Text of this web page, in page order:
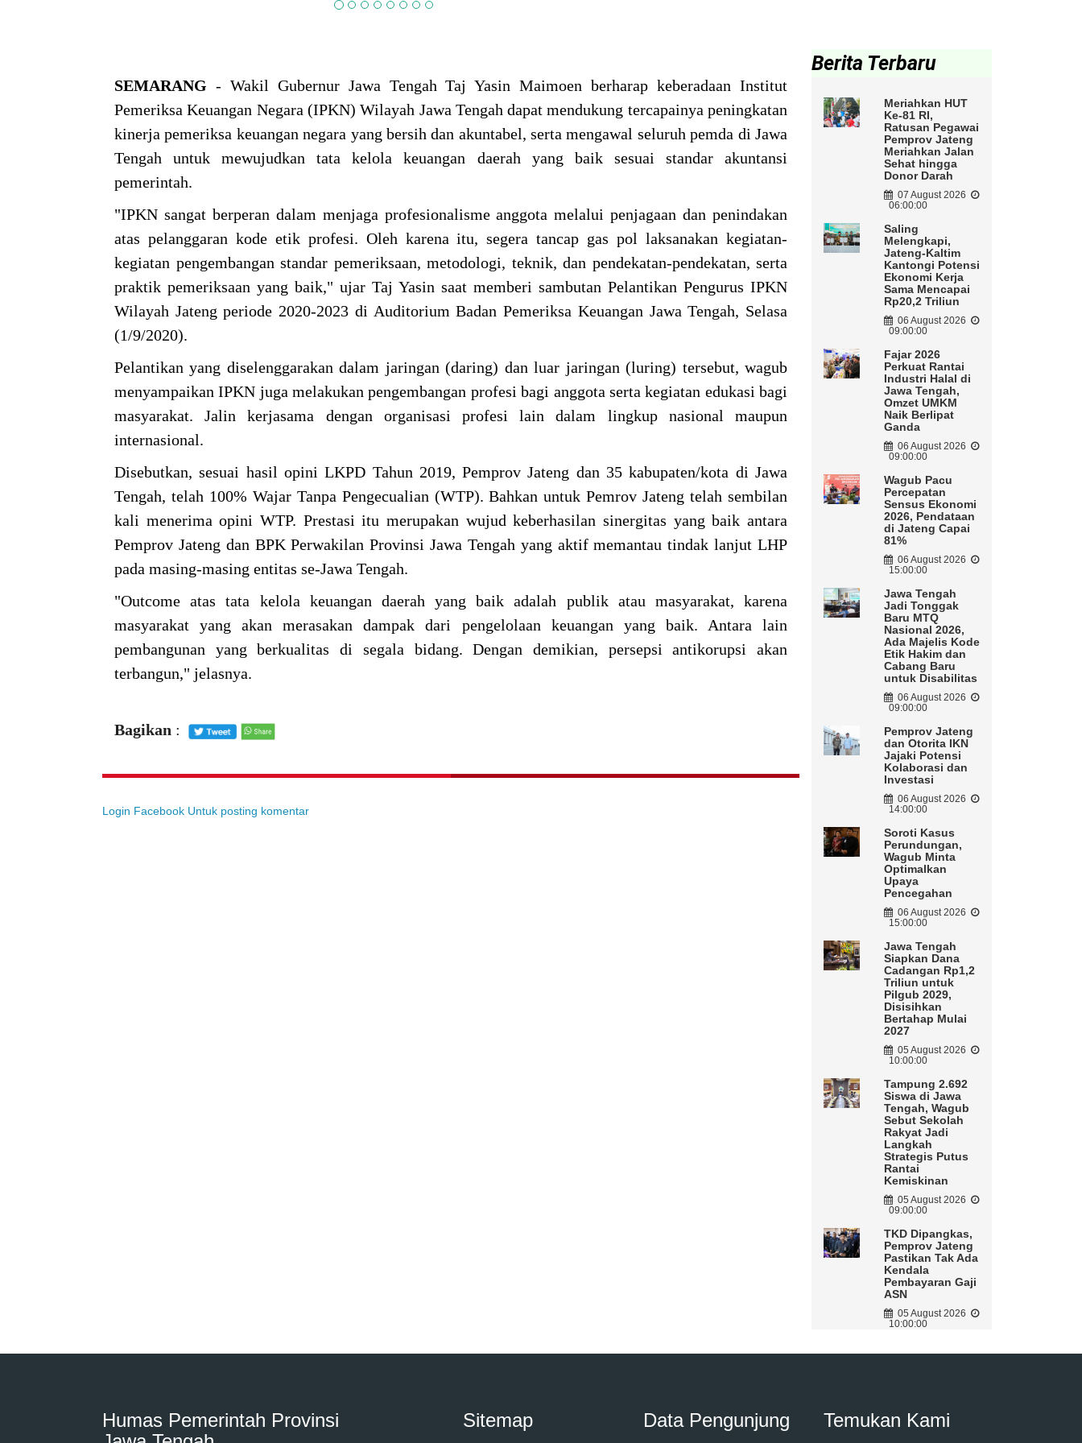
SEMARANG - Wakil Gubernur Jawa Tengah Taj Yasin Maimoen berharap keberadaan Institut
Pemeriksa Keuangan Negara (IPKN) Wilayah Jawa Tengah dapat mendukung tercapainya peningkatan
kinerja pemeriksa keuangan negara yang bersih dan akuntabel, serta mengawal seluruh pemda di Jawa
Tengah untuk mewujudkan tata kelola keuangan daerah yang baik sesuai standar akuntansi
pemerintah.
"IPKN sangat berperan dalam menjaga profesionalisme anggota melalui penjagaan dan penindakan
atas pelanggaran kode etik profesi. Oleh karena itu, segera tancap gas pol laksanakan kegiatan-
kegiatan pengembangan standar pemeriksaan, metodologi, teknik, dan pendekatan-pendekatan, serta
praktik pemeriksaan yang baik," ujar Taj Yasin saat memberi sambutan Pelantikan Pengurus IPKN
Wilayah Jateng periode 2020-2023 di Auditorium Badan Pemeriksa Keuangan Jawa Tengah, Selasa
(1/9/2020).
Pelantikan yang diselenggarakan dalam jaringan (daring) dan luar jaringan (luring) tersebut, wagub
menyampaikan IPKN juga melakukan pengembangan profesi bagi anggota serta kegiatan edukasi bagi
masyarakat. Jalin kerjasama dengan organisasi profesi lain dalam lingkup nasional maupun
internasional.
Disebutkan, sesuai hasil opini LKPD Tahun 2019, Pemprov Jateng dan 35 kabupaten/kota di Jawa
Tengah, telah 100% Wajar Tanpa Pengecualian (WTP). Bahkan untuk Pemrov Jateng telah sembilan
kali menerima opini WTP. Prestasi itu merupakan wujud keberhasilan sinergitas yang baik antara
Pemprov Jateng dan BPK Perwakilan Provinsi Jawa Tengah yang aktif memantau tindak lanjut LHP
pada masing-masing entitas se-Jawa Tengah.
"Outcome atas tata kelola keuangan daerah yang baik adalah publik atau masyarakat, karena
masyarakat yang akan merasakan dampak dari pengelolaan keuangan yang baik. Antara lain
pembangunan yang berkualitas di segala bidang. Dengan demikian, persepsi antikorupsi akan
terbangun," jelasnya.
Bagikan :
Login Facebook Untuk posting komentar
Berita Terbaru
Meriahkan HUT
Ke-81 RI,
Ratusan Pegawai
Pemprov Jateng
Meriahkan Jalan
Sehat hingga
Donor Darah
07 August 2026
06:00:00
Saling
Melengkapi,
Jateng-Kaltim
Kantongi Potensi
Ekonomi Kerja
Sama Mencapai
Rp20,2 Triliun
06 August 2026
09:00:00
Fajar 2026
Perkuat Rantai
Industri Halal di
Jawa Tengah,
Omzet UMKM
Naik Berlipat
Ganda
06 August 2026
09:00:00
Wagub Pacu
Percepatan
Sensus Ekonomi
2026, Pendataan
di Jateng Capai
81%
06 August 2026
15:00:00
Jawa Tengah
Jadi Tonggak
Baru MTQ
Nasional 2026,
Ada Majelis Kode
Etik Hakim dan
Cabang Baru
untuk Disabilitas
06 August 2026
09:00:00
Pemprov Jateng
dan Otorita IKN
Jajaki Potensi
Kolaborasi dan
Investasi
06 August 2026
14:00:00
Soroti Kasus
Perundungan,
Wagub Minta
Optimalkan
Upaya
Pencegahan
06 August 2026
15:00:00
Jawa Tengah
Siapkan Dana
Cadangan Rp1,2
Triliun untuk
Pilgub 2029,
Disisihkan
Bertahap Mulai
2027
05 August 2026
10:00:00
Tampung 2.692
Siswa di Jawa
Tengah, Wagub
Sebut Sekolah
Rakyat Jadi
Langkah
Strategis Putus
Rantai
Kemiskinan
05 August 2026
09:00:00
TKD Dipangkas,
Pemprov Jateng
Pastikan Tak Ada
Kendala
Pembayaran Gaji
ASN
05 August 2026
10:00:00
Humas Pemerintah Provinsi
Sitemap Data Pengunjung Temukan Kami